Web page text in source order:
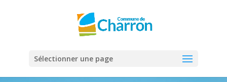
Sélectionner une page